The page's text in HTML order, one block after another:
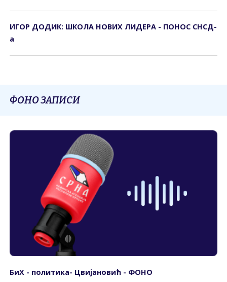
ИГОР ДОДИК: ШКОЛА НОВИХ ЛИДЕРА - ПОНОС СНСД-
а
ФОНО ЗАПИСИ
БиХ - политика- Цвијановић - ФОНО